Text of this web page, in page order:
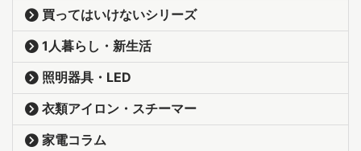
買ってはいけないシリーズ
1人暮らし・新生活
照明器具・LED
衣類アイロン・スチーマー
家電コラム